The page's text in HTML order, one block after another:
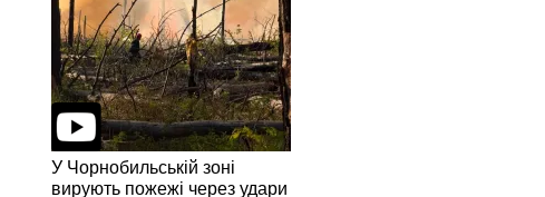
У Чорнобильській зоні
вирують пожежі через удари